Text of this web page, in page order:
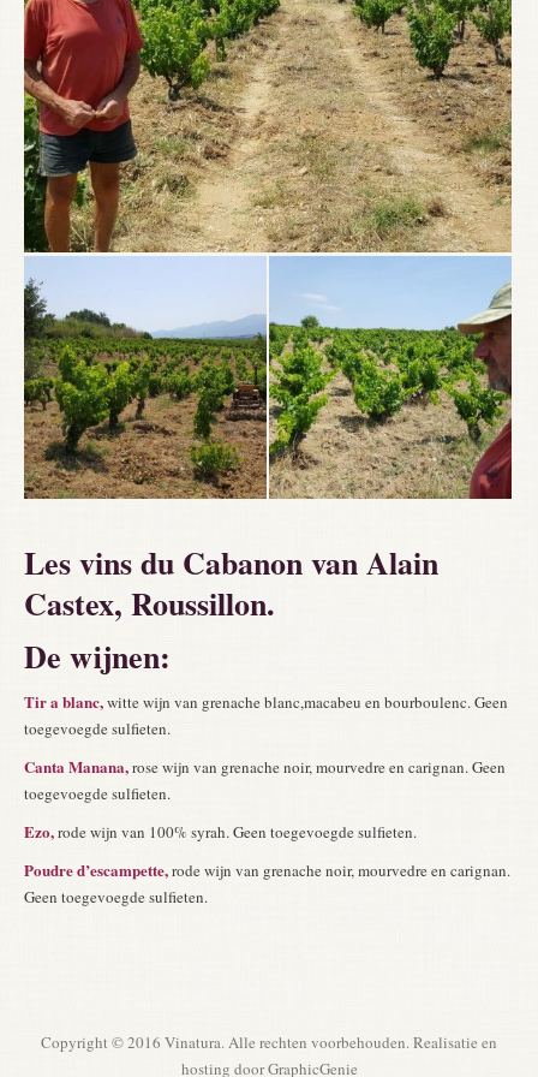
Les vins du Cabanon van Alain
Castex, Roussillon.
De wijnen:
Tir a blanc,witte wijn van grenache blanc,macabeu en bourboulenc. Geen
toegevoegde sulfieten.
Canta Manana,rose wijn van grenache noir, mourvedre en carignan. Geen
toegevoegde sulfieten.
Ezo,rode wijn van 100% syrah. Geen toegevoegde sulfieten.
Poudre d’escampette,rode wijn van grenache noir, mourvedre en carignan.
Geen toegevoegde sulfieten.
Copyright © 2016 Vinatura. Alle rechten voorbehouden. Realisatie en
hosting doorGraphicGenie